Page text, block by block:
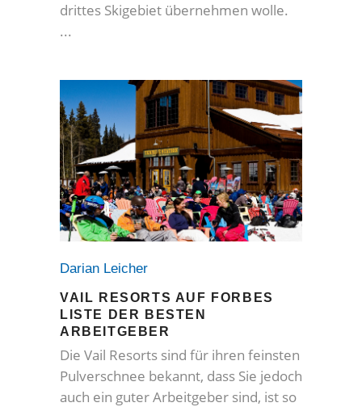
drittes Skigebiet übernehmen wolle.
Darian Leicher
VAIL RESORTS AUF FORBES
LISTE DER BESTEN
ARBEITGEBER
Die Vail Resorts sind für ihren feinsten
Pulverschnee bekannt, dass Sie jedoch
auch ein guter Arbeitgeber sind, ist so